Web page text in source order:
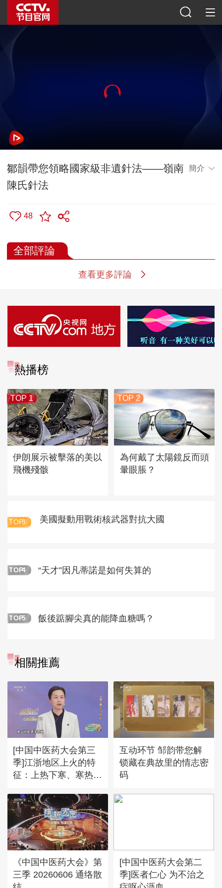
鄒韻帶您領略國家級非遺針法——嶺南
陳氏針法
簡介
48
全部評論
查看更多評論
熱播榜
TOP 1
伊朗展示被擊落的美以
飛機殘骸
TOP 2
為何戴了太陽鏡反而頭
暈眼脹？
TOP3 美國擬動用戰術核武器對抗大國
TOP4 “天才”因凡蒂諾是如何失算的
TOP5 飯後踮腳尖真的能降血糖嗎？
相關推薦
[中国中医药大会第三
季]江浙地区上火的特
征：上热下寒、寒热错
互动环节 邹韵带您解
锁藏在典故里的情志密
码
《中国中医药大会》第
三季 20260606 通络散
[中国中医药大会第二
季]医者仁心 为不治之